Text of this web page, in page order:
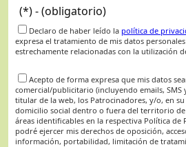
(*) - (obligatorio)
Declaro de haber leído la política de
expresa el tratamiento de mis datos
estrechamente relacionadas con la utilización
Acepto de forma expresa que mis datos
comercial/publicitario (incluyendo emails,
titular de la web, los Patrocinadores, y/o, en su
domicilio social dentro o fuera del territorio de
áreas identificables en la respectiva Política de
podré ejercer mis derechos de oposición,
información, portabilidad, limitación de